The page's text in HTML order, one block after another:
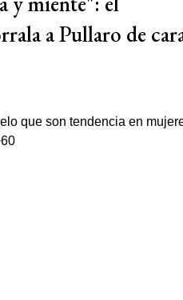
a Pullaro de